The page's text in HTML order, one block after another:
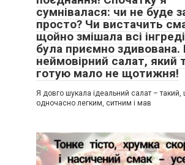
сумнівалася: чи не буде
просто? Чи вистачить
щойно змішала всі
була приємно
неймовірний салат, який
готую мало не щотижня!
Я довго шукала ідеальний салат – такий,
одночасно легким, ситним і мав